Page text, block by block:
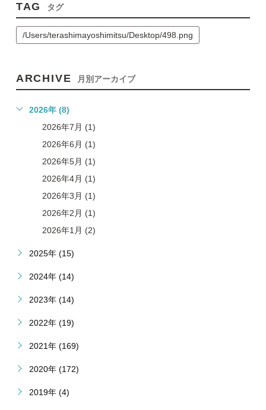
TAG タグ
/Users/terashimayoshimitsu/Desktop/498.png
ARCHIVE 月別アーカイブ
2026年 (8)
2026年7月 (1)
2026年6月 (1)
2026年5月 (1)
2026年4月 (1)
2026年3月 (1)
2026年2月 (1)
2026年1月 (2)
2025年 (15)
2024年 (14)
2023年 (14)
2022年 (19)
2021年 (169)
2020年 (172)
2019年 (4)